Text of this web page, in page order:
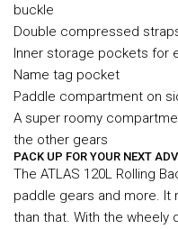
buckle
Double compressed
Inner storage pockets for
Name tag pocket
Paddle compartment on
A super roomy
the other gears
PACK UP FOR YOUR NEXT
The ATLAS 120L Rolling
paddle gears and more.
than that. With the wheely